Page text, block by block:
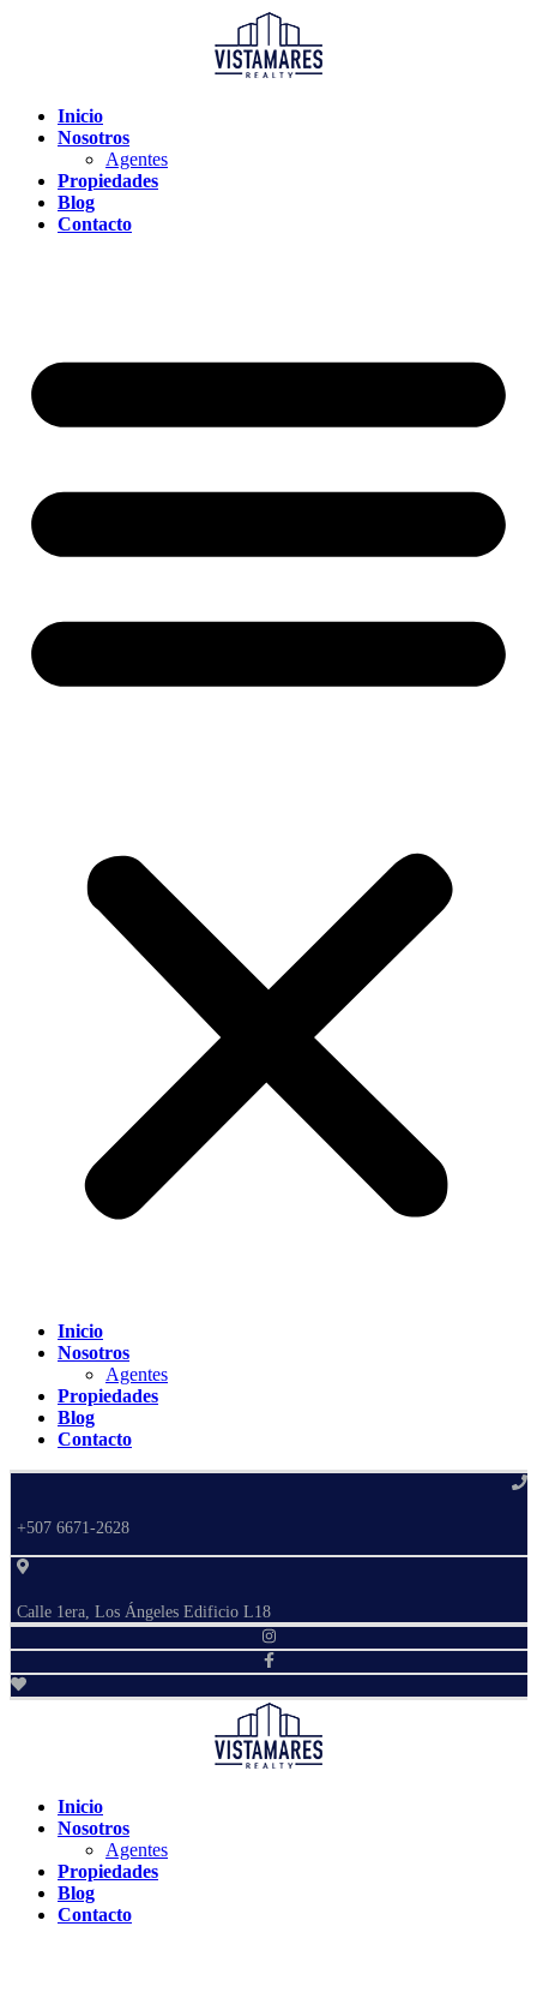
Inicio
Nosotros
Agentes
Propiedades
Blog
Contacto
Inicio
Nosotros
Agentes
Propiedades
Blog
Contacto
+507 6671-2628
Calle 1era, Los Ángeles Edificio L18
Inicio
Nosotros
Agentes
Propiedades
Blog
Contacto